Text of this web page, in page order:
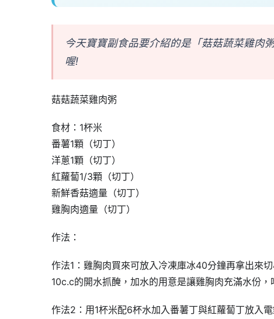
今天寶寶副食品要介紹的是「菇菇蔬菜雞肉
喔!
菇菇蔬菜雞肉粥
食材：1杯米
番薯1顆（切丁）
洋蔥1顆（切丁）
紅蘿蔔1/3顆（切丁）
新鮮香菇適量（切丁）
雞胸肉適量（切丁）
作法：
作法1：雞胸肉買來可放入冷凍庫冰40分鐘再拿出來
10c.c的開水抓醃，加水的用意是讓雞胸肉充滿水份
作法2：用1杯米配6杯水加入番薯丁與紅蘿蔔丁放入